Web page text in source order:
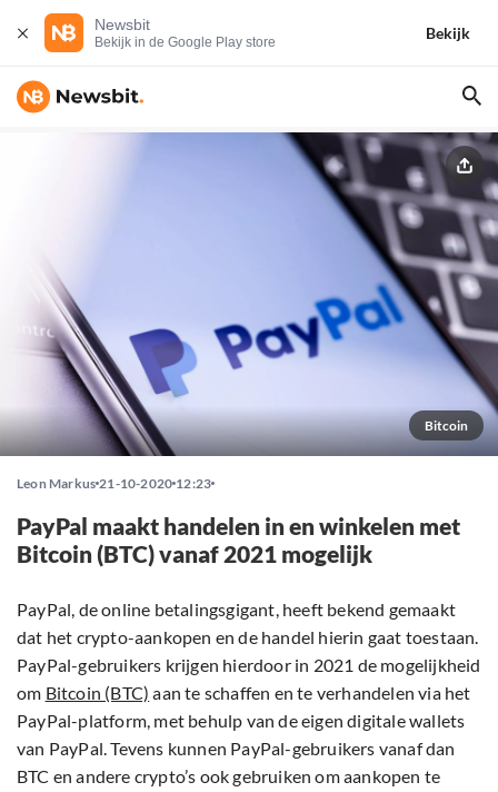
Newsbit
Bekijk in de Google Play store
Bekijk
Bitcoin
Leon Markus 21-10-2020 12:23
PayPal maakt handelen in en winkelen met
Bitcoin (BTC) vanaf 2021 mogelijk
PayPal, de online betalingsgigant, heeft bekend gemaakt
dat het crypto-aankopen en de handel hierin gaat toestaan.
PayPal-gebruikers krijgen hierdoor in 2021 de mogelijkheid
om Bitcoin (BTC) aan te schaffen en te verhandelen via het
PayPal-platform, met behulp van de eigen digitale wallets
van PayPal. Tevens kunnen PayPal-gebruikers vanaf dan
BTC en andere crypto’s ook gebruiken om aankopen te